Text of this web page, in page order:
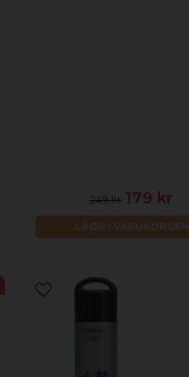
249 kr 179 kr
LÄGG I VARUKORGEN